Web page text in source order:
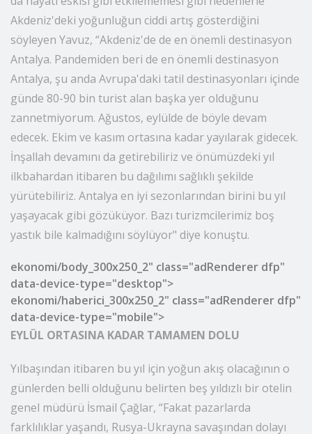
da hayatı eskisi gibi etkilememesi gibi nedenlerle
Akdeniz'deki yoğunluğun ciddi artış gösterdiğini
söyleyen Yavuz, “Akdeniz'de de en önemli destinasyon
Antalya. Pandemiden beri de en önemli destinasyon
Antalya, şu anda Avrupa'daki tatil destinasyonları içinde
günde 80-90 bin turist alan başka yer olduğunu
zannetmiyorum. Ağustos, eylülde de böyle devam
edecek. Ekim ve kasım ortasına kadar yayılarak gidecek.
İnşallah devamını da getirebiliriz ve önümüzdeki yıl
ilkbahardan itibaren bu dağılımı sağlıklı şekilde
yürütebiliriz. Antalya en iyi sezonlarından birini bu yıl
yaşayacak gibi gözüküyor. Bazı turizmcilerimiz boş
ekonomi/body_300x250_2" class="adRenderer dfp"
data-device-type="desktop">
ekonomi/haberici_300x250_2" class="adRenderer dfp"
data-device-type="mobile">
Yılbaşından itibaren bu yıl için yoğun akış olacağının o
günlerden belli olduğunu belirten beş yıldızlı bir otelin
genel müdürü İsmail Çağlar, “Fakat pazarlarda